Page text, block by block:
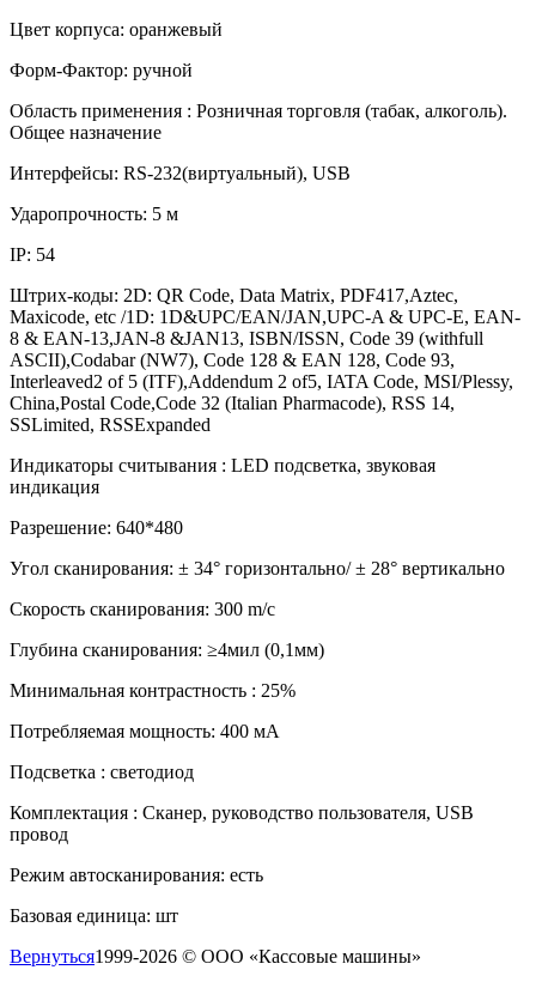
Цвет корпуса: оранжевый
Форм-Фактор: ручной
Область применения : Розничная торговля (табак, алкоголь).
Общее назначение
Интерфейсы: RS-232(виртуальный), USB
Ударопрочность: 5 м
IP: 54
Штрих-коды: 2D: QR Code, Data Matrix, PDF417,Aztec,
Maxicode, etc /1D: 1D&UPC/EAN/JAN,UPC-A & UPC-E, EAN-
8 & EAN-13,JAN-8 &JAN13, ISBN/ISSN, Code 39 (withfull
ASCII),Codabar (NW7), Code 128 & EAN 128, Code 93,
Interleaved2 of 5 (ITF),Addendum 2 of5, IATA Code, MSI/Plessy,
China,Postal Code,Code 32 (Italian Pharmacode), RSS 14,
SSLimited, RSSExpanded
Индикаторы считывания : LED подсветка, звуковая
индикация
Разрешение: 640*480
Угол сканирования: ± 34° горизонтально/ ± 28° вертикально
Скорость сканирования: 300 m/с
Глубина сканирования: ≥4мил (0,1мм)
Минимальная контрастность : 25%
Потребляемая мощность: 400 мА
Подсветка : светодиод
Комплектация : Сканер, руководство пользователя, USB
провод
Режим автосканирования: есть
Базовая единица: шт
Вернуться1999-2026 © ООО «Кассовые машины»